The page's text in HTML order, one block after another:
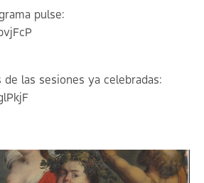
pulse:
las sesiones ya celebradas: